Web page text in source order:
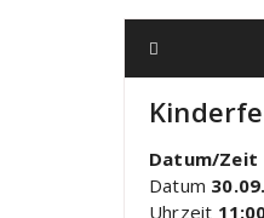
Datum/Zeit
Datum
Uhrzeit